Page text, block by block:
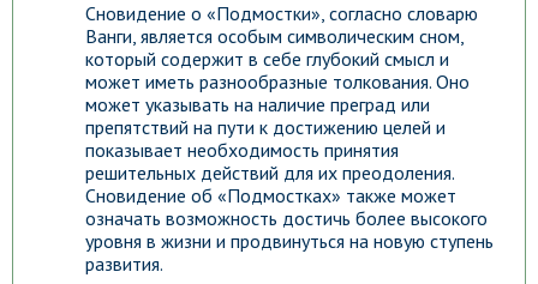
Сновидение о «Подмостки», согласно словарю
Ванги, является особым символическим сном,
который содержит в себе глубокий смысл и
может иметь разнообразные толкования. Оно
может указывать на наличие преград или
препятствий на пути к достижению целей и
показывает необходимость принятия
решительных действий для их преодоления.
Сновидение об «Подмостках» также может
означать возможность достичь более высокого
уровня в жизни и продвинуться на новую ступень
развития.